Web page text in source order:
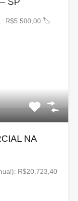
R$5.500,00 🏷
NA
R$20.723,40